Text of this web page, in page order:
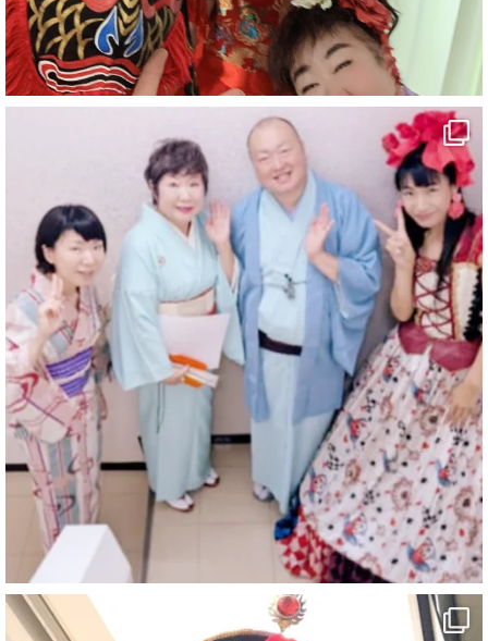
#愛媛観光
#旅行
#旅行動画
#一人旅
#観光スポット
#旅行好きと繋がりたい
7 X
マジシャン派遣 パッションプリンセス【公式】
@comedy_illusion · 4 Aug
お疲れ様です
ブログ更新しました
「マジシャン和歌山旅 白浜町・三段壁洞窟」
#企業公式がお疲れ様を言い合う
#旅行好きな人と繋がりたい
#一人旅
#女性マジシャン
#出張マジック
#マジシャン派遣